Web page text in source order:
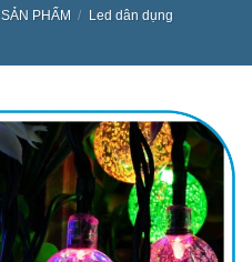
SẢN PHẨM / Led dân dụng